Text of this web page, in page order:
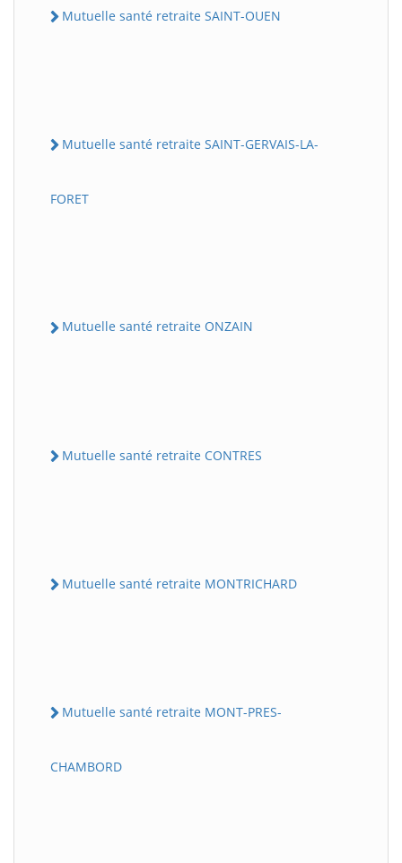
Mutuelle santé retraite SAINT-OUEN
Mutuelle santé retraite SAINT-GERVAIS-LA-
FORET
Mutuelle santé retraite ONZAIN
Mutuelle santé retraite CONTRES
Mutuelle santé retraite MONTRICHARD
Mutuelle santé retraite MONT-PRES-
CHAMBORD